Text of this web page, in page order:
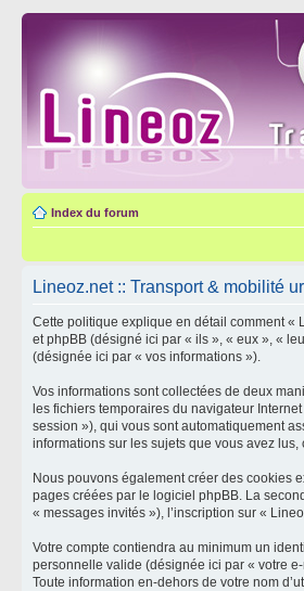
Index du forum
Lineoz.net :: Transport & mobilité
Cette politique explique en détail comment «
et phpBB (désigné ici par « ils », « eux », «
(désignée ici par « vos informations »).
Vos informations sont collectées de deux
les fichiers temporaires du navigateur
session »), qui vous sont automatiquement
informations sur les sujets que vous avez
Nous pouvons également créer des cookies
pages créées par le logiciel phpBB. La
« messages invités »), l’inscription sur «
Votre compte contiendra au minimum un
personnelle valide (désignée ici par « votre
Toute information en-dehors de votre nom